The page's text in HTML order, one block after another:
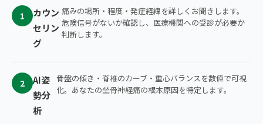
1
カウン
セリン
グ
痛みの場所・程度・発症経緯を詳しくお聞きします。
危険信号がないか確認し、医療機関への受診が必要か
判断します。
2
AI姿
勢分
析
骨盤の傾き・脊椎のカーブ・重心バランスを数値で可視
化。あなたの坐骨神経痛の根本原因を特定します。